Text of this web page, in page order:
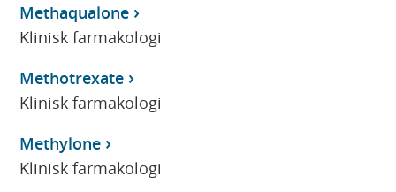
Methaqualone
Klinisk farmakologi
Methotrexate
Klinisk farmakologi
Methylone
Klinisk farmakologi